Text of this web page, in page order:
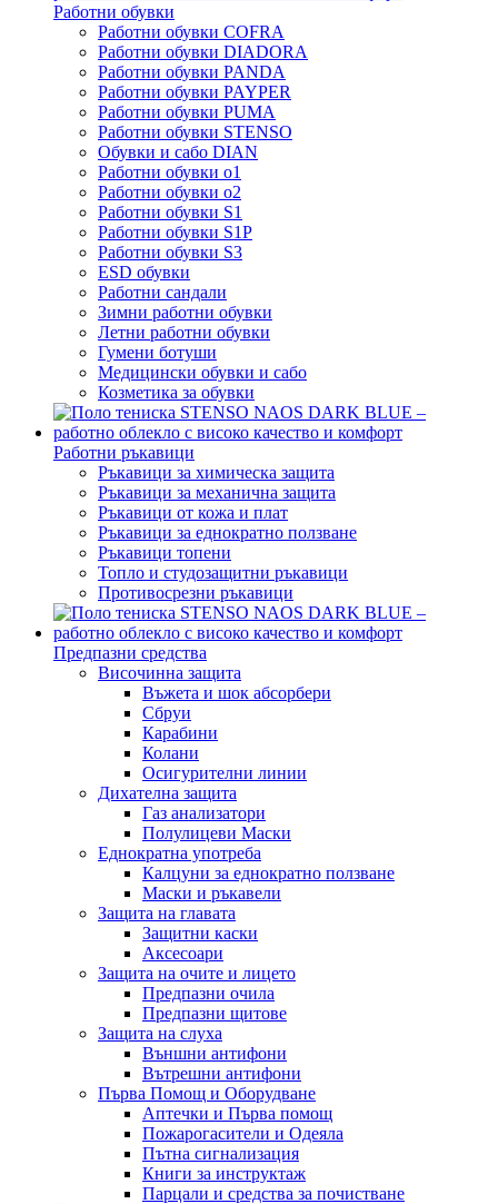
Работни обувки
Работни обувки COFRA
Работни обувки DIADORA
Работни обувки PANDA
Работни обувки PAYPER
Работни обувки PUMA
Работни обувки STENSO
Обувки и сабо DIAN
Работни обувки o1
Работни обувки o2
Работни обувки S1
Работни обувки S1P
Работни обувки S3
ESD обувки
Работни сандали
Зимни работни обувки
Летни работни обувки
Гумени ботуши
Медицински обувки и сабо
Козметика за обувки
Работни ръкавици
Ръкавици за химическа защита
Ръкавици за механична защита
Ръкавици от кожа и плат
Ръкавици за еднократно ползване
Ръкавици топени
Топло и студозащитни ръкавици
Противосрезни ръкавици
Предпазни средства
Височинна защита
Въжета и шок абсорбери
Сбруи
Карабини
Колани
Осигурителни линии
Дихателна защита
Газ анализатори
Полулицеви Маски
Еднократна употреба
Калцуни за еднократно ползване
Маски и ръкавели
Защита на главата
Защитни каски
Аксесоари
Защита на очите и лицето
Предпазни очила
Предпазни щитове
Защита на слуха
Външни антифони
Вътрешни антифони
Първа Помощ и Оборудване
Аптечки и Първа помощ
Пожарогасители и Одеяла
Пътна сигнализация
Книги за инструктаж
Парцали и средства за почистване